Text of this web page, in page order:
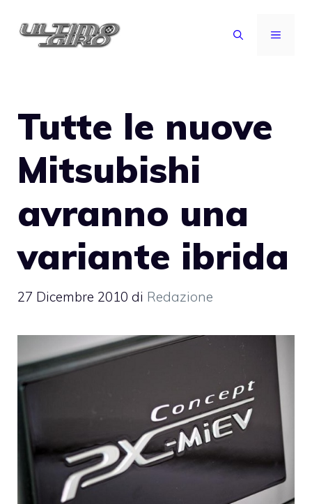
MENU
Tutte le nuove
Mitsubishi
avranno una
variante ibrida
27 Dicembre 2010 di Redazione